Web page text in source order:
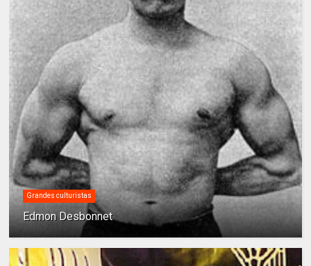
Grandes culturistas
Edmon Desbonnet